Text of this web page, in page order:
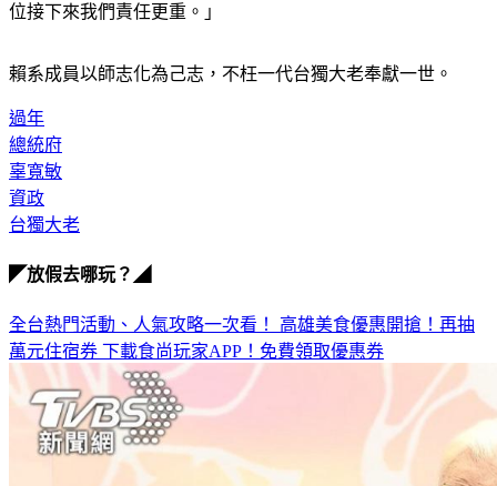
位接下來我們責任更重。」
賴系成員以師志化為己志，不枉一代台獨大老奉獻一世。
過年
總統府
辜寬敏
資政
台獨大老
◤放假去哪玩？◢
全台熱門活動、人氣攻略一次看！ 高雄美食優惠開搶！再抽
萬元住宿券 下載食尚玩家APP！免費領取優惠券